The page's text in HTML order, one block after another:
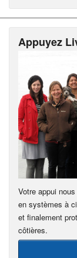
Appuyez
Votre appui
en systèmes à
et finalement
côtières.